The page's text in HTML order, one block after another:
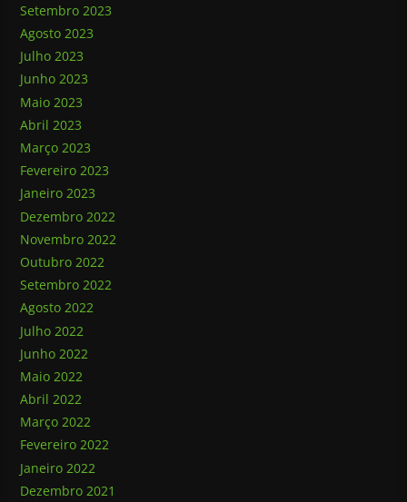
Setembro 2023
Agosto 2023
Julho 2023
Junho 2023
Maio 2023
Abril 2023
Março 2023
Fevereiro 2023
Janeiro 2023
Dezembro 2022
Novembro 2022
Outubro 2022
Setembro 2022
Agosto 2022
Julho 2022
Junho 2022
Maio 2022
Abril 2022
Março 2022
Fevereiro 2022
Janeiro 2022
Dezembro 2021